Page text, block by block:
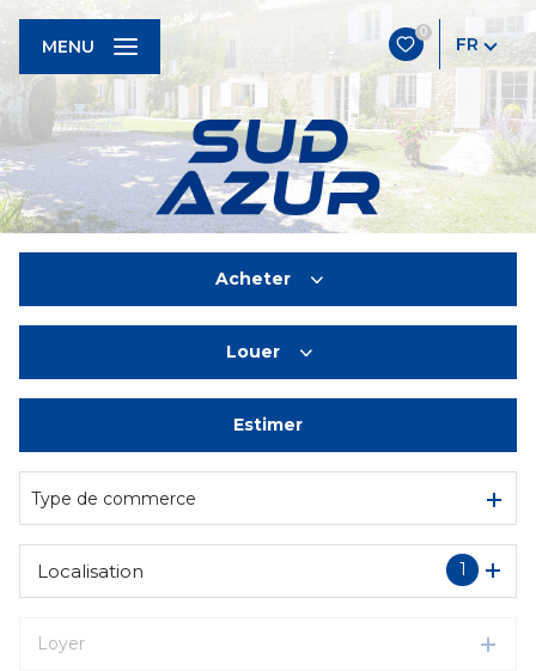
0
FR
MENU
Acheter
Louer
De l'immo pro
Estimer
Type de commerce
1
Localisation
Loyer